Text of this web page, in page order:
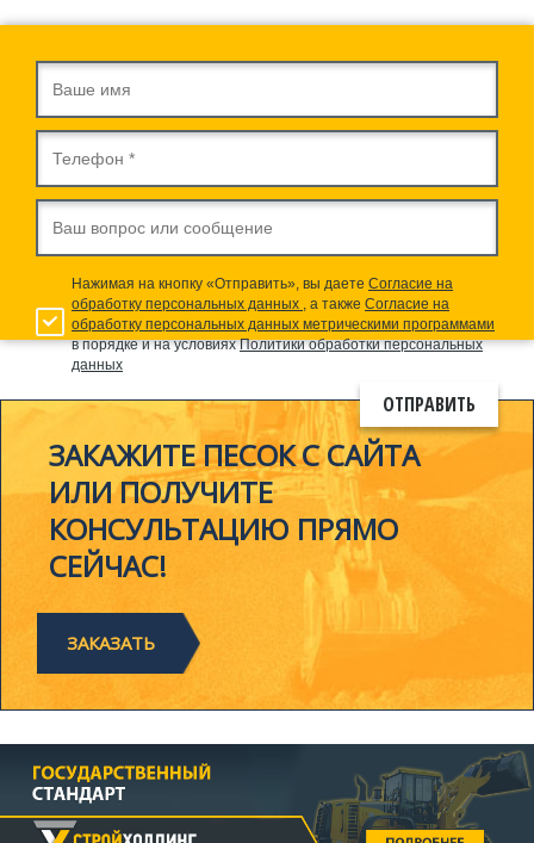
Нажимая на кнопку «Отправить», вы даете Согласие на
обработку персональных данных
, а также Согласие на
обработку персональных данных метрическими программами
в порядке и на условияхПолитики обработки персональных
данных
ЗАКАЖИТЕ ПЕСОК С САЙТА
ИЛИ ПОЛУЧИТЕ
КОНСУЛЬТАЦИЮ ПРЯМО
СЕЙЧАС!
ЗАКАЗАТЬ